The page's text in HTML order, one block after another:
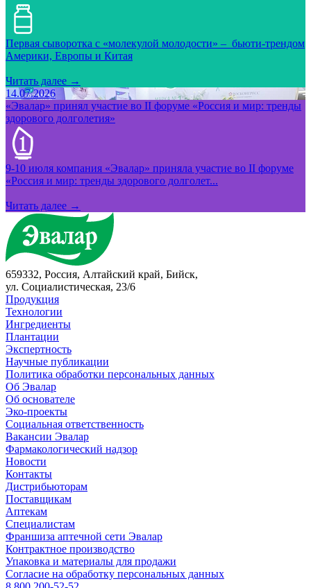
Первая сыворотка с «молекулой молодости» – бьюти-трендом
Америки, Европы и Китая
Читать далее →
14.07.2026
«Эвалар» принял участие во II форуме «Россия и мир: тренды
здорового долголетия»
9-10 июля компания «Эвалар» приняла участие во II форуме
«Россия и мир: тренды здорового долголет...
Читать далее →
659332, Россия, Алтайский край, Бийск,
ул. Социалистическая, 23/6
Продукция
Технологии
Ингредиенты
Плантации
Экспертность
Научные публикации
Политика обработки персональных данных
Об Эвалар
Об основателе
Эко-проекты
Социальная ответственность
Вакансии Эвалар
Фармакологический надзор
Новости
Контакты
Дистрибьюторам
Поставщикам
Аптекам
Специалистам
Франшиза аптечной сети Эвалар
Контрактное производство
Упаковка и материалы для продажи
Согласие на обработку персональных данных